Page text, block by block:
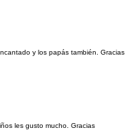
y los papás también. Gracias
les gusto mucho. Gracias